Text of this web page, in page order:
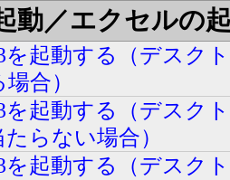
動／エクセルの
を起動する（デスク
合）
を起動する（デスク
らない場合）
を起動する（デスク